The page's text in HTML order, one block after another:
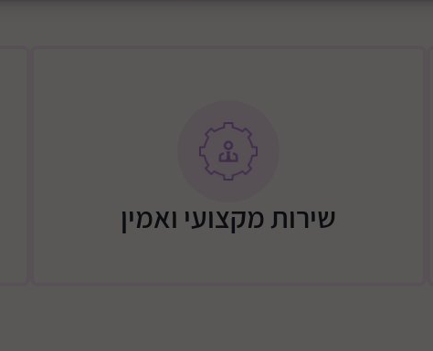
עיצוב צבעוני עם דמויות חיות
מתאים לשכיבה על הגב ולזמן בטןשירות מקצועי ואמין